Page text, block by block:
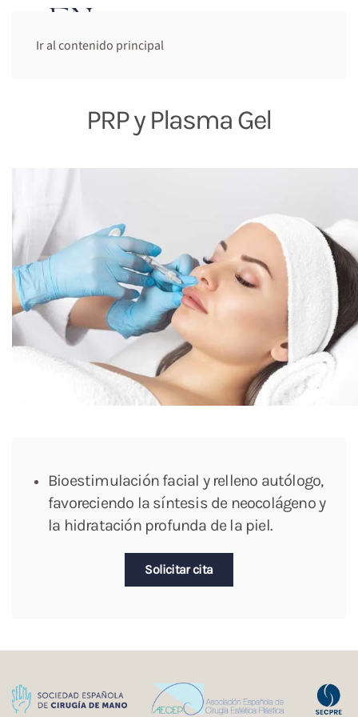
Ir al contenido principal
PRP y Plasma Gel
Bioestimulación facial y relleno autólogo,
favoreciendo la síntesis de neocolágeno y
la hidratación profunda de la piel.
Solicitar cita